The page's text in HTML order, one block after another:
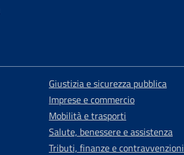
Giustizia e sicurezza pubblica
Imprese e commercio
Mobilità e trasporti
Salute, benessere e assistenza
Tributi, finanze e contravvenzioni